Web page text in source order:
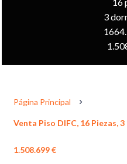
3
Página Principal
Venta Piso DIFC, 16 Piezas,
1.508.699 €